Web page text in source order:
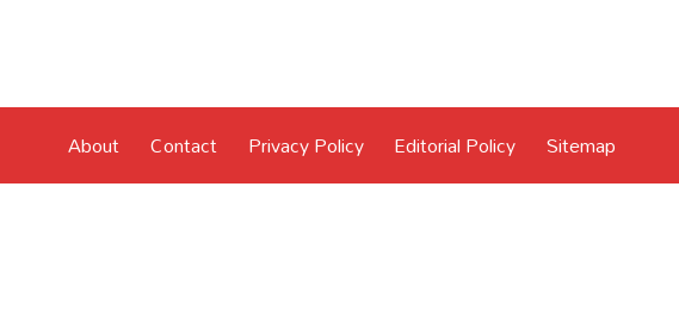
About Contact Privacy Policy Editorial Policy Sitemap